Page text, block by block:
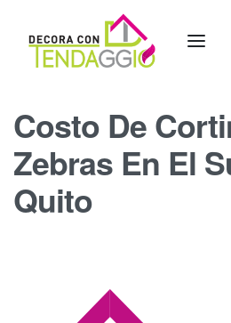
Costo De
Zebras En El
Quito